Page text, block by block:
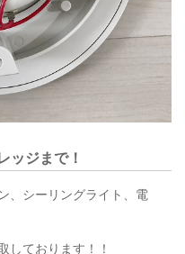
ッジまで！
、シーリングライト、電
しております！！